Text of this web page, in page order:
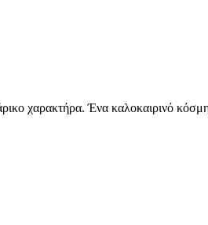
χαρακτήρα. Ένα καλοκαιρινό